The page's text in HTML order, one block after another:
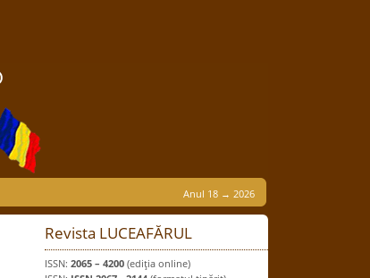
Anul 18 → 2026
Revista LUCEAFĂRUL
ISSN: 2065 – 4200(ediţia online)